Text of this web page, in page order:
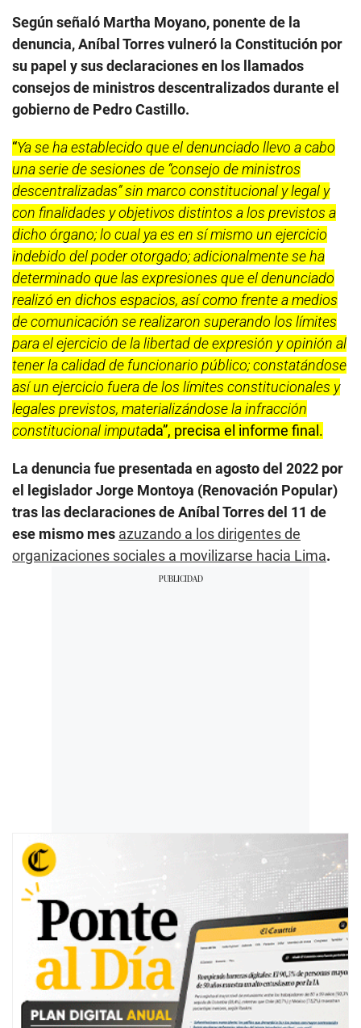
Según señaló Martha Moyano, ponente de la
denuncia, Aníbal Torres vulneró la Constitución por
su papel y sus declaraciones en los llamados
consejos de ministros descentralizados durante el
gobierno de Pedro Castillo.
“Ya se ha establecido que el denunciado llevo a cabo
una serie de sesiones de “consejo de ministros
descentralizadas” sin marco constitucional y legal y
con finalidades y objetivos distintos a los previstos a
dicho órgano; lo cual ya es en sí mismo un ejercicio
indebido del poder otorgado; adicionalmente se ha
determinado que las expresiones que el denunciado
realizó en dichos espacios, así como frente a medios
de comunicación se realizaron superando los límites
para el ejercicio de la libertad de expresión y opinión al
tener la calidad de funcionario público; constatándose
así un ejercicio fuera de los límites constitucionales y
legales previstos, materializándose la infracción
constitucional imputada”, precisa el informe final.
La denuncia fue presentada en agosto del 2022 por
el legislador Jorge Montoya (Renovación Popular)
tras las declaraciones de Aníbal Torres del 11 de
ese mismo mes azuzando a los dirigentes de
organizaciones sociales a movilizarse hacia Lima.